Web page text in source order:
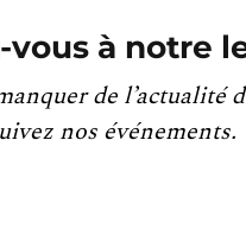
vous à notre
de l’actualité
nos événements.